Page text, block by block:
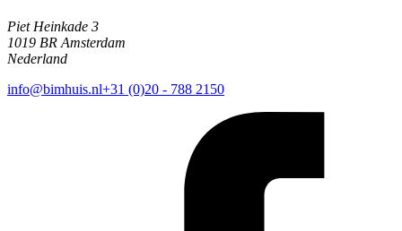
Piet Heinkade 3
1019 BR Amsterdam
Nederland
info@bimhuis.nl+31 (0)20 - 788 2150